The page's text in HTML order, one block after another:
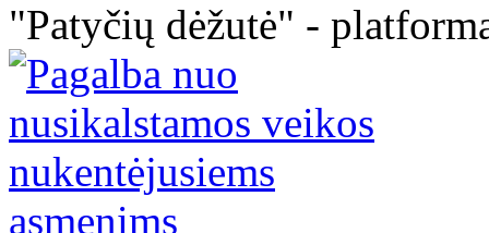
"Patyčių dėžutė" -